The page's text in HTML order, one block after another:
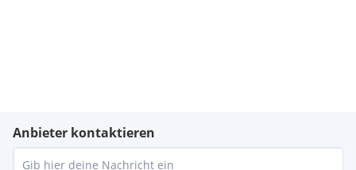
Anbieter kontaktieren